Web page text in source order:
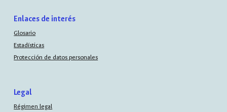
Enlaces de interés
Glosario
Estadísticas
Protección de datos personales
Legal
Régimen legal